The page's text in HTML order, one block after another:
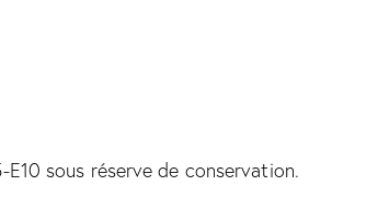
sous réserve de conservation.